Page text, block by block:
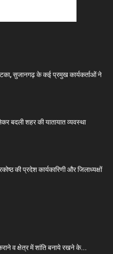
सुजानगढ़ के कई प्रमुख कार्यकर्ताओं ने
बदली शहर की यातायात व्यवस्था
की प्रदेश कार्यकारिणी और जिलाध्यक्षों
व क्षेत्र में शांति बनाये रखने के...